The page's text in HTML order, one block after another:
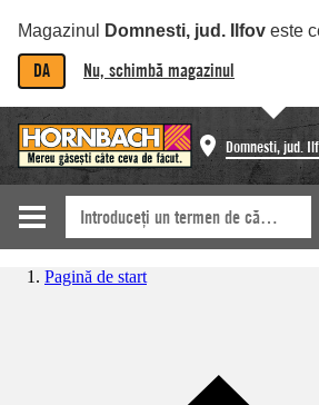
Magazinul Domnesti, jud. Ilfov este
DA Nu, schimbă magazinul
Domnesti, jud.
Pagină de start